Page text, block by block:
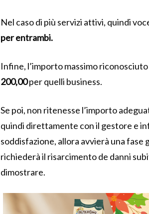
Nel caso di più servizi attivi, quindi
per entrambi.
Infine, l’importo massimo riconosciuto
200,00per quelli business.
Se poi, non ritenesse l’importo
quindi direttamente con il gestore e
soddisfazione, allora avvierà una fase
richiederà il risarcimento de danni
dimostrare.